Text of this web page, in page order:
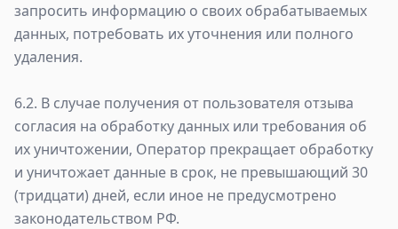
запросить информацию о своих обрабатываемых
данных, потребовать их уточнения или полного
удаления.
6.2. В случае получения от пользователя отзыва
согласия на обработку данных или требования об
их уничтожении, Оператор прекращает обработку
и уничтожает данные в срок, не превышающий 30
(тридцати) дней, если иное не предусмотрено
законодательством РФ.